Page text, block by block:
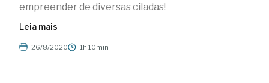
empreender de diversas ciladas!
Leia mais
26/8/2020 1h 10min